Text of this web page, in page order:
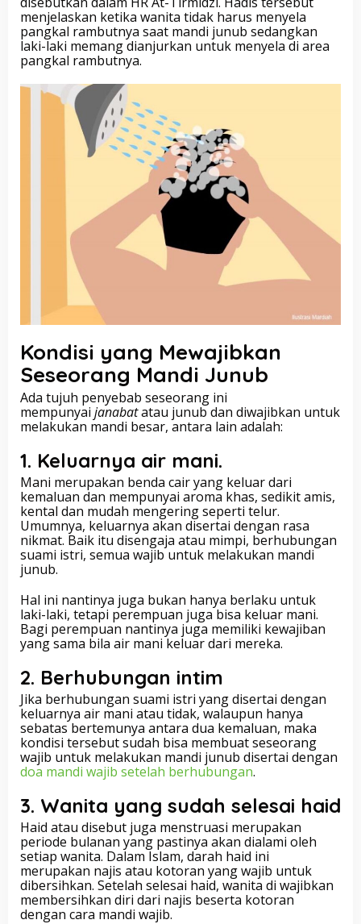
menjelaskan ketika wanita tidak harus menyela
pangkal rambutnya saat mandi junub sedangkan
laki-laki memang dianjurkan untuk menyela di area
pangkal rambutnya.
Kondisi yang Mewajibkan
Seseorang Mandi Junub
Ada tujuh penyebab seseorang ini
mempunyai janabatatau junub dan diwajibkan untuk
melakukan mandi besar, antara lain adalah:
1. Keluarnya air mani.
Mani merupakan benda cair yang keluar dari
kemaluan dan mempunyai aroma khas, sedikit amis,
kental dan mudah mengering seperti telur.
Umumnya, keluarnya akan disertai dengan rasa
nikmat. Baik itu disengaja atau mimpi, berhubungan
suami istri, semua wajib untuk melakukan mandi
junub.
Hal ini nantinya juga bukan hanya berlaku untuk
laki-laki, tetapi perempuan juga bisa keluar mani.
Bagi perempuan nantinya juga memiliki kewajiban
yang sama bila air mani keluar dari mereka.
2. Berhubungan intim
Jika berhubungan suami istri yang disertai dengan
keluarnya air mani atau tidak, walaupun hanya
sebatas bertemunya antara dua kemaluan, maka
kondisi tersebut sudah bisa membuat seseorang
wajib untuk melakukan mandi junub disertai dengan
doa mandi wajib setelah berhubungan.
3. Wanita yang sudah selesai haid
Haid atau disebut juga menstruasi merupakan
periode bulanan yang pastinya akan dialami oleh
setiap wanita. Dalam Islam, darah haid ini
merupakan najis atau kotoran yang wajib untuk
dibersihkan. Setelah selesai haid, wanita di wajibkan
membersihkan diri dari najis beserta kotoran
dengan cara mandi wajib.